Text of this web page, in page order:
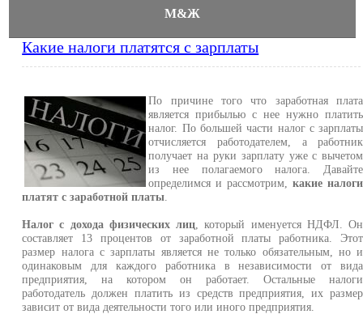
М&Ж
Какие налоги платятся с зарплаты
По причине того что заработная плата
является прибылью с нее нужно платить
налог. По большей части налог с зарплаты
отчисляется работодателем, а работник
получает на руки зарплату уже с вычетом
из нее полагаемого налога. Давайте
определимся и рассмотрим,какие налоги
платят с заработной платы
Налог с дохода физических лиц , который именуется НДФЛ. Он
составляет 13 процентов от заработной платы работника. Этот
размер налога с зарплаты является не только обязательным, но и
одинаковым для каждого работника в независимости от вида
предприятия, на котором он работает. Остальные налоги
работодатель должен платить из средств предприятия, их размер
зависит от вида деятельности того или иного предприятия.